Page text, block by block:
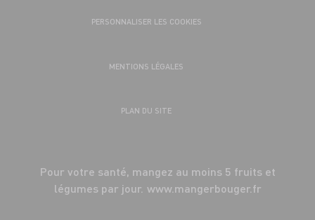
PERSONNALISER LES COOKIES
MENTIONS LÉGALES
PLAN DU SITE
Pour votre santé, mangez au moins 5 fruits et
légumes par jour. www.mangerbouger.fr